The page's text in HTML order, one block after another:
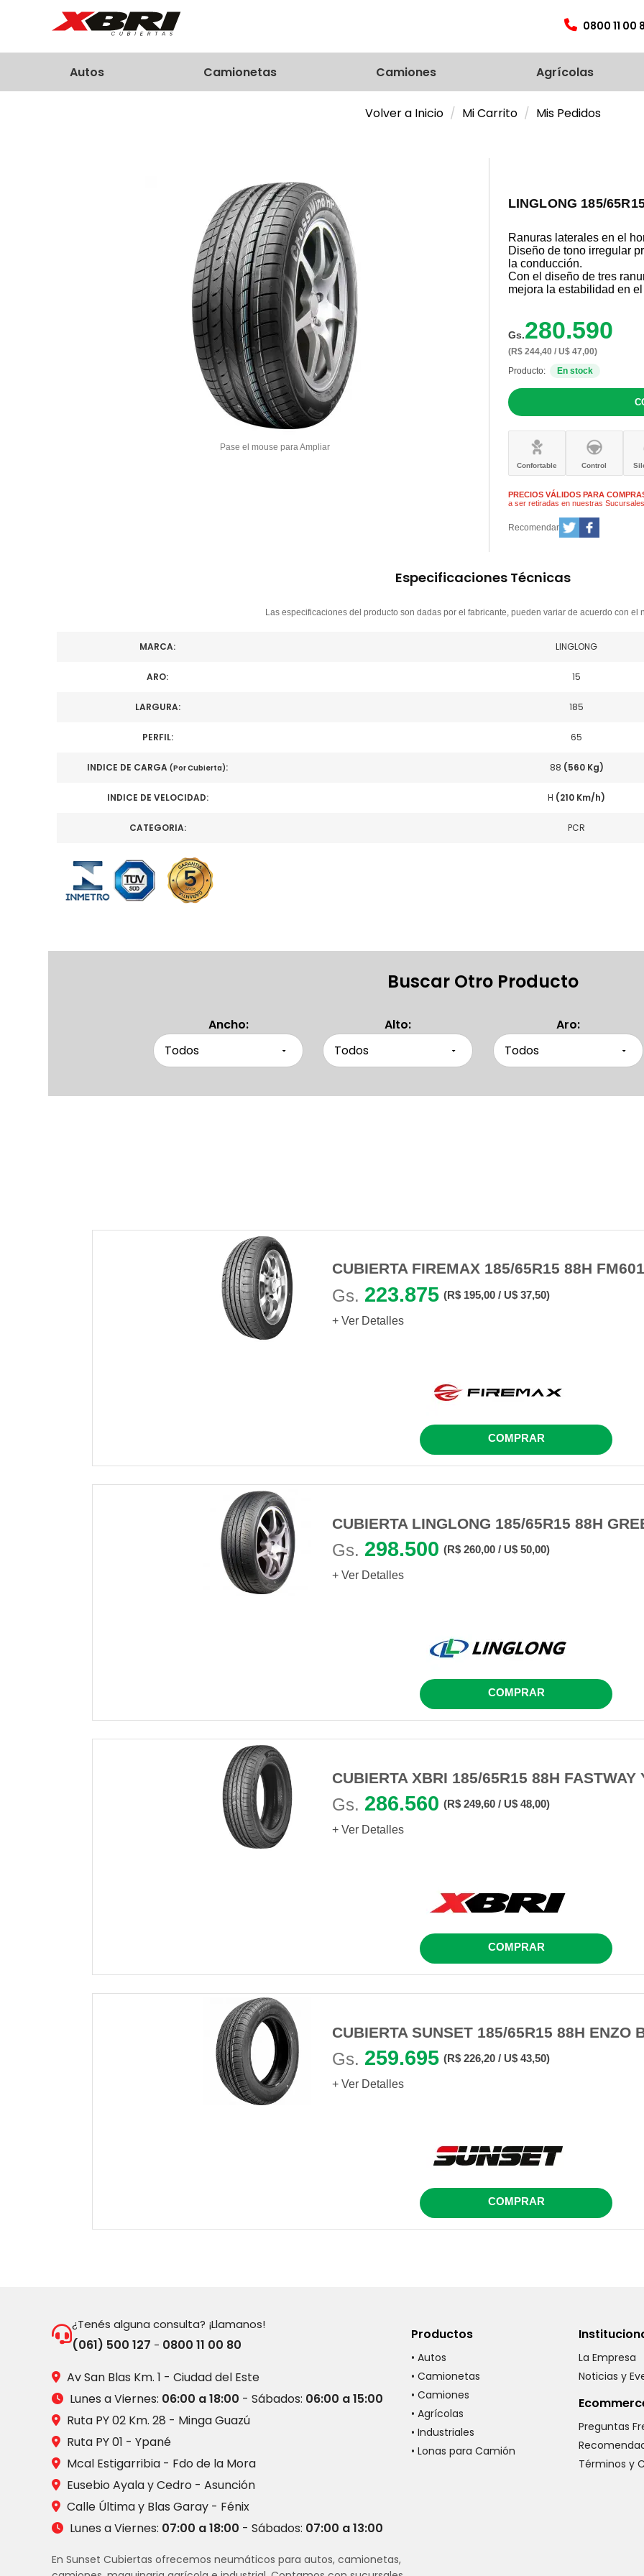
0800 11 00
Autos Camionetas Camiones Agrícolas
Volver a Inicio Mi Carrito Mis Pedidos
Pase el mouse para Ampliar
LINGLONG 185/
Ranuras laterales en el
Diseño de tono irregular
la conducción.
Con el diseño de tres
mejora la estabilidad en
Gs.280.590
(R$ 244,40 / U$ 47,00)
Producto:
En stock
Confortable Control
PRECIOS VÁLIDOS PARA
a ser retiradas en nuestras Sucursales
Recomendar
Especificaciones Técnicas
Las especificaciones del producto son dadas por el fabricante, pueden variar de acuerdo con el
MARCA: LINGLONG
ARO: 15
LARGURA: 185
PERFIL: 65
INDICE DE CARGA(Por Cubierta): 88 (560 Kg)
INDICE DE VELOCIDAD: H (210 Km/h)
CATEGORIA: PCR
Buscar Otro Producto
Ancho: Alto: Aro:
CUBIERTA FIREMAX 185/65R15 88H FM601
Gs. 223.875 (R$ 195,00 / U$ 37,50)
+ Ver Detalles
COMPRAR
CUBIERTA LINGLONG 185/65R15 88H
Gs. 298.500 (R$ 260,00 / U$ 50,00)
+ Ver Detalles
COMPRAR
CUBIERTA XBRI 185/65R15 88H FASTWAY
Gs. 286.560 (R$ 249,60 / U$ 48,00)
+ Ver Detalles
COMPRAR
CUBIERTA SUNSET 185/65R15 88H ENZO
Gs. 259.695 (R$ 226,20 / U$ 43,50)
+ Ver Detalles
COMPRAR
¿Tenés alguna consulta? ¡Llamanos!
(061) 500 127 - 0800 11 00 80
Av San Blas Km. 1 - Ciudad del Este
Lunes a Viernes: 06:00 a 18:00 - Sábados: 06:00 a 15:00
Ruta PY 02 Km. 28 - Minga Guazú
Ruta PY 01 - Ypané
Mcal Estigarribia - Fdo de la Mora
Eusebio Ayala y Cedro - Asunción
Calle Última y Blas Garay - Fénix
Lunes a Viernes: 07:00 a 18:00 - Sábados: 07:00 a 13:00
En Sunset Cubiertas ofrecemos neumáticos para autos, camionetas,
Productos
• Autos
• Camionetas
• Camiones
• Agrícolas
• Industriales
• Lonas para Camión
La Empresa
Noticias y
Preguntas
Términos y